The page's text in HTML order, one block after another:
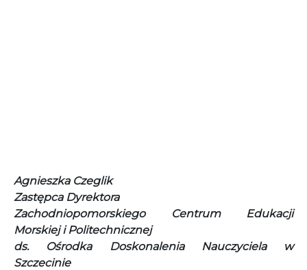
Agnieszka Czeglik
Zastępca Dyrektora
Zachodniopomorskiego Centrum Edukacji
Morskiej i Politechnicznej
ds. Ośrodka Doskonalenia Nauczyciela w
Szczecinie